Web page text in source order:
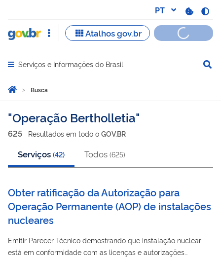
Abrir menu principal de navegação
Serviços e Informações do Brasil
Você está aqui:
Página Inicial
Busca
Busca
Operação Bertholletia
625 Resultados em todo o GOV.BR
Serviços (42) Todos (625)
Obter ratificação da Autorização para
Operação Permanente (AOP) de instalações
nucleares
Emitir Parecer Técnico demostrando que instalação nuclear
está em conformidade com as licenças e autorizações